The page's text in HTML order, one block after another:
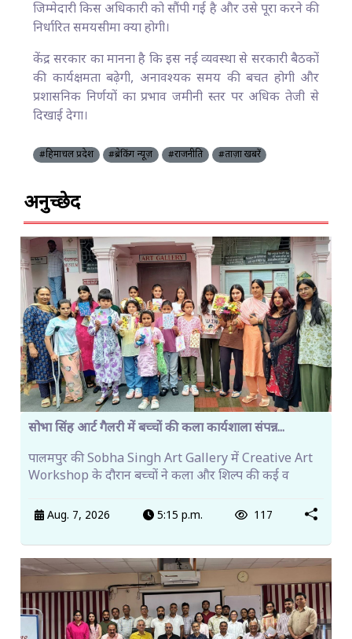
जिम्मेदारी किस अधिकारी को सौंपी गई है और उसे पूरा करने की
निर्धारित समयसीमा क्या होगी।
केंद्र सरकार का मानना है कि इस नई व्यवस्था से सरकारी बैठकों
की कार्यक्षमता बढ़ेगी, अनावश्यक समय की बचत होगी और
प्रशासनिक निर्णयों का प्रभाव जमीनी स्तर पर अधिक तेजी से
दिखाई देगा।
#हिमाचल प्रदेश #ब्रेकिंग न्यूज़ #राजनीति #ताज़ा खबरें
अनुच्छेद
सोभा सिंह आर्ट गैलरी में बच्चों की कला कार्यशाला संपन्न...
पालमपुर की Sobha Singh Art Gallery में Creative Art
Workshop के दौरान बच्चों ने कला और शिल्प की कई व
Aug. 7, 2026 5:15 p.m. 117